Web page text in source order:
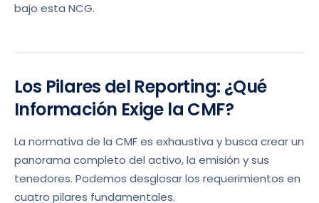
bajo esta NCG.
Los Pilares del Reporting: ¿Qué
Información Exige la CMF?
La normativa de la CMF es exhaustiva y busca crear un
panorama completo del activo, la emisión y sus
tenedores. Podemos desglosar los requerimientos en
cuatro pilares fundamentales.